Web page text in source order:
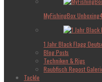
MyFishingBox
1 Jahr Black Flagg
Blog Posts
Techniken & Rigs
Raubfisch Repost
Tackle